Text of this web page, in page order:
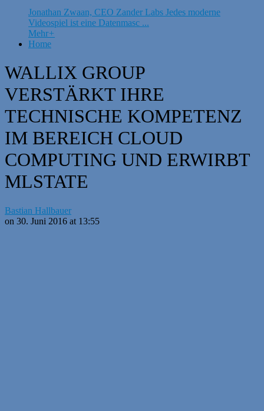
Jonathan Zwaan, CEO Zander Labs Jedes moderne
Videospiel ist eine Datenmasc ...
Mehr+
Home
WALLIX GROUP
VERSTÄRKT IHRE
TECHNISCHE KOMPETENZ
IM BEREICH CLOUD
COMPUTING UND ERWIRBT
MLSTATE
Bastian Hallbauer
on 30. Juni 2016 at 13:55